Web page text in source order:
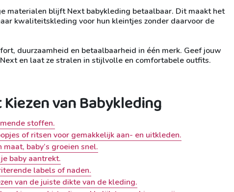
materialen blijft Next babykleding betaalbaar. Dit maakt het
kwaliteitskleding voor hun kleintjes zonder daarvoor de
duurzaamheid en betaalbaarheid in één merk. Geef jouw
en laat ze stralen in stijlvolle en comfortabele outfits.
van Babykleding
stoffen.
of ritsen voor gemakkelijk aan- en uitkleden.
baby’s groeien snel.
baby aantrekt.
labels of naden.
van de juiste dikte van de kleding.